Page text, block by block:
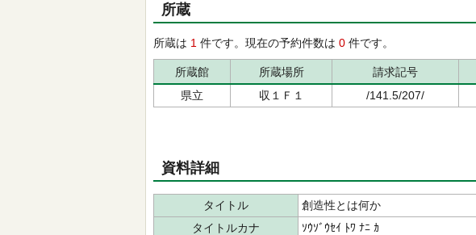
所蔵
所蔵は 1 件です。現在の予約件数は 0 件です。
所蔵館 所蔵場所 請求記号
県立
収１Ｆ１ /141.5/207/
資料詳細
タイトル
創造性とは何か
タイトルカナ
ｿｳｿﾞｳｾｲ ﾄﾜ ﾅﾆ ｶ